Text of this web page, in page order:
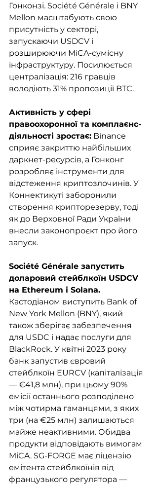
Гонконзі. Société Générale і BNY
Mellon масштабують свою
присутність у секторі,
запускаючи USDCV і
розширюючи MiCA-сумісну
інфраструктуру. Посилюється
централізація: 216 гравців
володіють 31% пропозиції BTC.
Активність у сфері
правоохоронної та комплаєнс-
діяльності зростає: Binance
сприяє закриттю найбільших
даркнет-ресурсів, а Гонконг
розробляє інструменти для
відстеження криптозлочинів. У
Коннектикуті заборонили
створення крипторезерву, тоді
як до Верховної Ради України
внесли законопроєкт про його
запуск.
Société Générale запустить
доларовий стейблкоїн USDCV
на Ethereum і Solana.
Кастодіаном виступить Bank of
New York Mellon (BNY), який
також зберігає забезпечення
для USDC і надає послуги для
BlackRock. У квітні 2023 року
банк запустив євровий
стейблкоїн EURCV (капіталізація
— €41,8 млн), при цьому 90%
емісії останнього розподілено
між чотирма гаманцями, з яких
три (на €25 млн) залишаються
майже неактивними. Обидва
продукти відповідають вимогам
MiCA. SG-FORGE має ліцензію
емітента стейблкоїнів від
французького регулятора —